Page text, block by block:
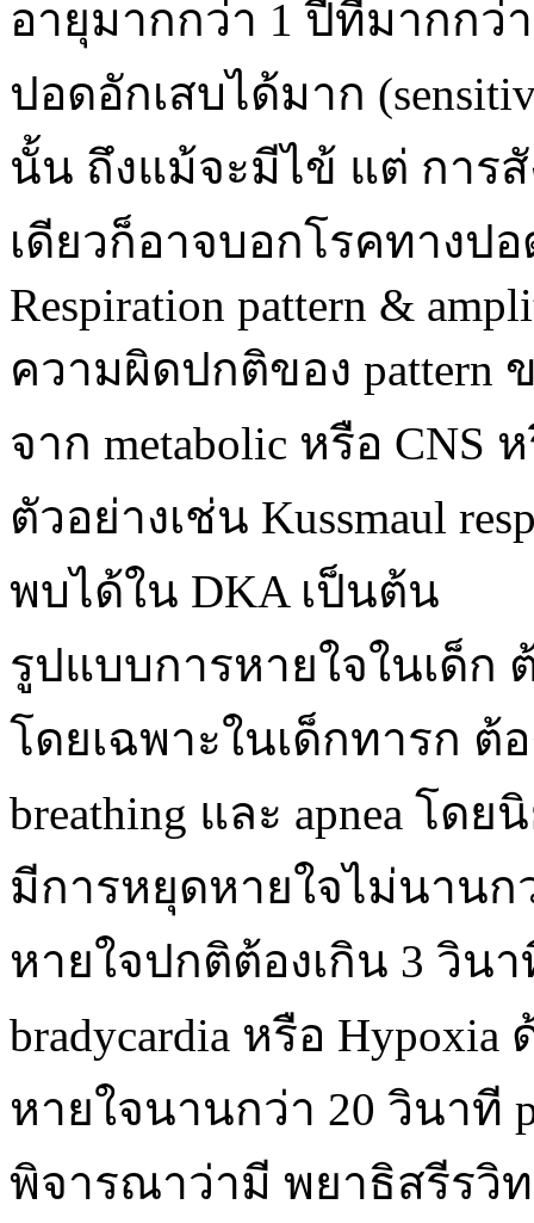
อายุมากกว่า 1 ปีที่มากกว่
ปอดอักเสบได้มาก
นั้น ถึงแม้จะมีไข้ แต่ การสั
เดียวก็อาจบอกโรคทางป
Respiration pattern &
ความผิดปกติของ pattern
จาก metabolic หรือ CNS
ตัวอย่างเช่น Kussmaul
พบได้ใน DKA เป็นต้น
รูปแบบการหายใจในเด็ก
โดยเฉพาะในเด็กทารก ต้
breathing และ apnea โดย
มีการหยุดหายใจไม่นาน
หายใจปกติต้องเกิน 3 วิน
bradycardia หรือ
หายใจนานกว่า 20 วินาที
พิจารณาว่ามี พยาธิสรีรวิท